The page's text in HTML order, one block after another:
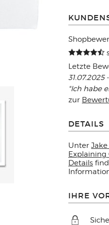
Letzte
31.07.2025
"Ich habe
zur
DETAILS
Unter
Explaining
Details
IHRE